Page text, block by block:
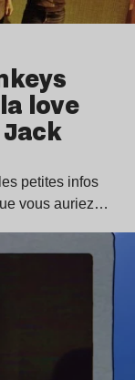
love
petites infos
vous auriez…